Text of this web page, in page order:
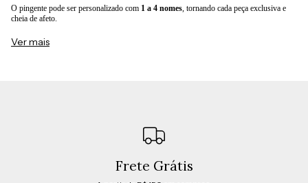
O pingente pode ser personalizado com 1 a 4 nomes, tornando cada peça exclusiva e
cheia de afeto.
Especificações:
, capaz de acompanhar cada momento da vida e manter as
pessoas mais importantes sempre por perto.
Ver mais
Frete Grátis